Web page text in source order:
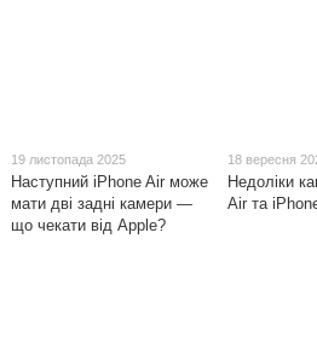
19 листопада 2025
Наступний iPhone Air може
мати дві задні камери —
що чекати від Apple?
18 вересня
Недоліки
Air та